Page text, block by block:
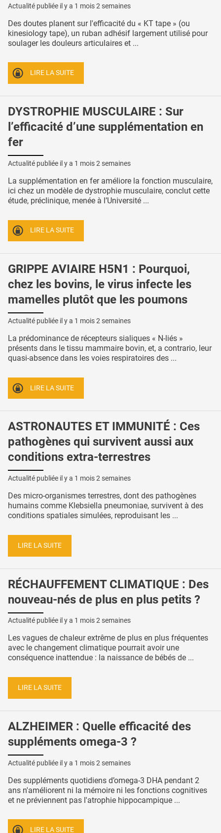
Actualité publiée il y a 1 mois 2 semaines
Des doutes planent sur l'efficacité du « KT tape » (ou
kinesiology tape), un ruban adhésif largement utilisé pour
soulager les douleurs articulaires et ...
LIRE LA SUITE
DYSTROPHIE MUSCULAIRE : Sur
l’efficacité d’une supplémentation en
fer
Actualité publiée il y a 1 mois 2 semaines
La supplémentation en fer améliore la fonction musculaire,
ici chez un modèle de dystrophie musculaire, conclut cette
étude, préclinique, menée à l’Université ...
LIRE LA SUITE
GRIPPE AVIAIRE H5N1 : Pourquoi,
chez les bovins, le virus infecte les
mamelles plutôt que les poumons
Actualité publiée il y a 1 mois 2 semaines
La prédominance de récepteurs sialiques « N-liés »
présents dans le tissu mammaire bovin, et, a contrario, leur
quasi-absence dans les voies respiratoires des ...
LIRE LA SUITE
ASTRONAUTES ET IMMUNITÉ : Ces
pathogènes qui survivent aussi aux
conditions extra-terrestres
Actualité publiée il y a 1 mois 2 semaines
Des micro-organismes terrestres, dont des pathogènes
humains comme Klebsiella pneumoniae, survivent à des
conditions spatiales simulées, reproduisant les ...
LIRE LA SUITE
RÉCHAUFFEMENT CLIMATIQUE : Des
nouveau-nés de plus en plus petits ?
Actualité publiée il y a 1 mois 2 semaines
Les vagues de chaleur extrême de plus en plus fréquentes
avec le changement climatique pourrait avoir une
conséquence inattendue : la naissance de bébés de ...
LIRE LA SUITE
ALZHEIMER : Quelle efficacité des
suppléments omega-3 ?
Actualité publiée il y a 1 mois 2 semaines
Des suppléments quotidiens d’omega-3 DHA pendant 2
ans n'améliorent ni la mémoire ni les fonctions cognitives
et ne préviennent pas l'atrophie hippocampique ...
LIRE LA SUITE